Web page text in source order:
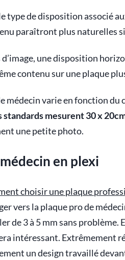
type de disposition associé
paraîtront plus naturelles
une disposition
contenu sur une plaque
médecin varie en fonction du
standards mesurent 30 x
une petite photo.
en plexi
choisir une plaque
vers la plaque pro de
de 3 à 5 mm sans problème.
intéressant. Extrêmement
un design travaillé